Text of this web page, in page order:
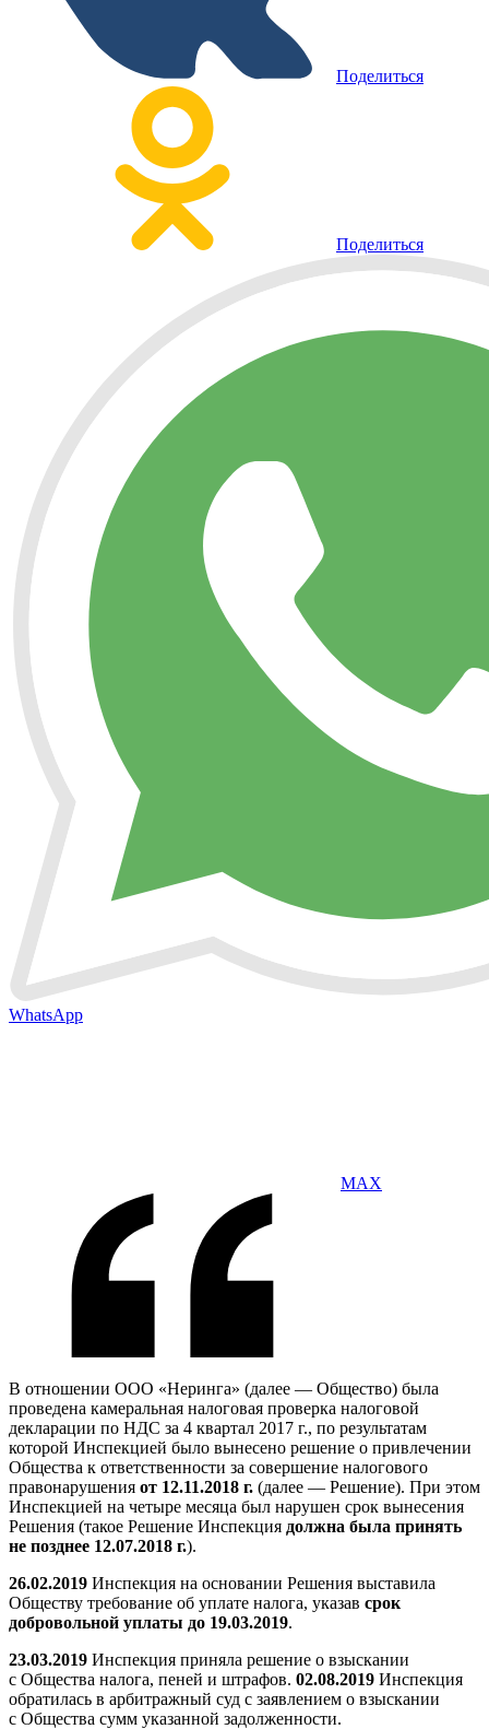
Поделиться
Поделиться
WhatsApp
MAX
В отношении ООО «Неринга» (далее — Общество) была
проведена камеральная налоговая проверка налоговой
декларации по НДС за 4 квартал 2017 г., по результатам
которой Инспекцией было вынесено решение о привлечении
Общества к ответственности за совершение налогового
правонарушения от 12.11.2018 г. (далее — Решение). При этом
Инспекцией на четыре месяца был нарушен срок вынесения
Решения (такое Решение Инспекция должна была принять
не позднее 12.07.2018 г.).
26.02.2019 Инспекция на основании Решения выставила
Обществу требование об уплате налога, указав срок
добровольной уплаты до 19.03.2019.
23.03.2019 Инспекция приняла решение о взыскании
с Общества налога, пеней и штрафов. 02.08.2019 Инспекция
обратилась в арбитражный суд с заявлением о взыскании
с Общества сумм указанной задолженности.